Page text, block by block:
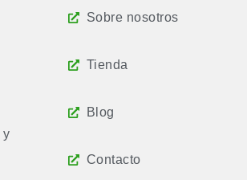
y
Sobre nosotros
Tienda
Blog
Contacto